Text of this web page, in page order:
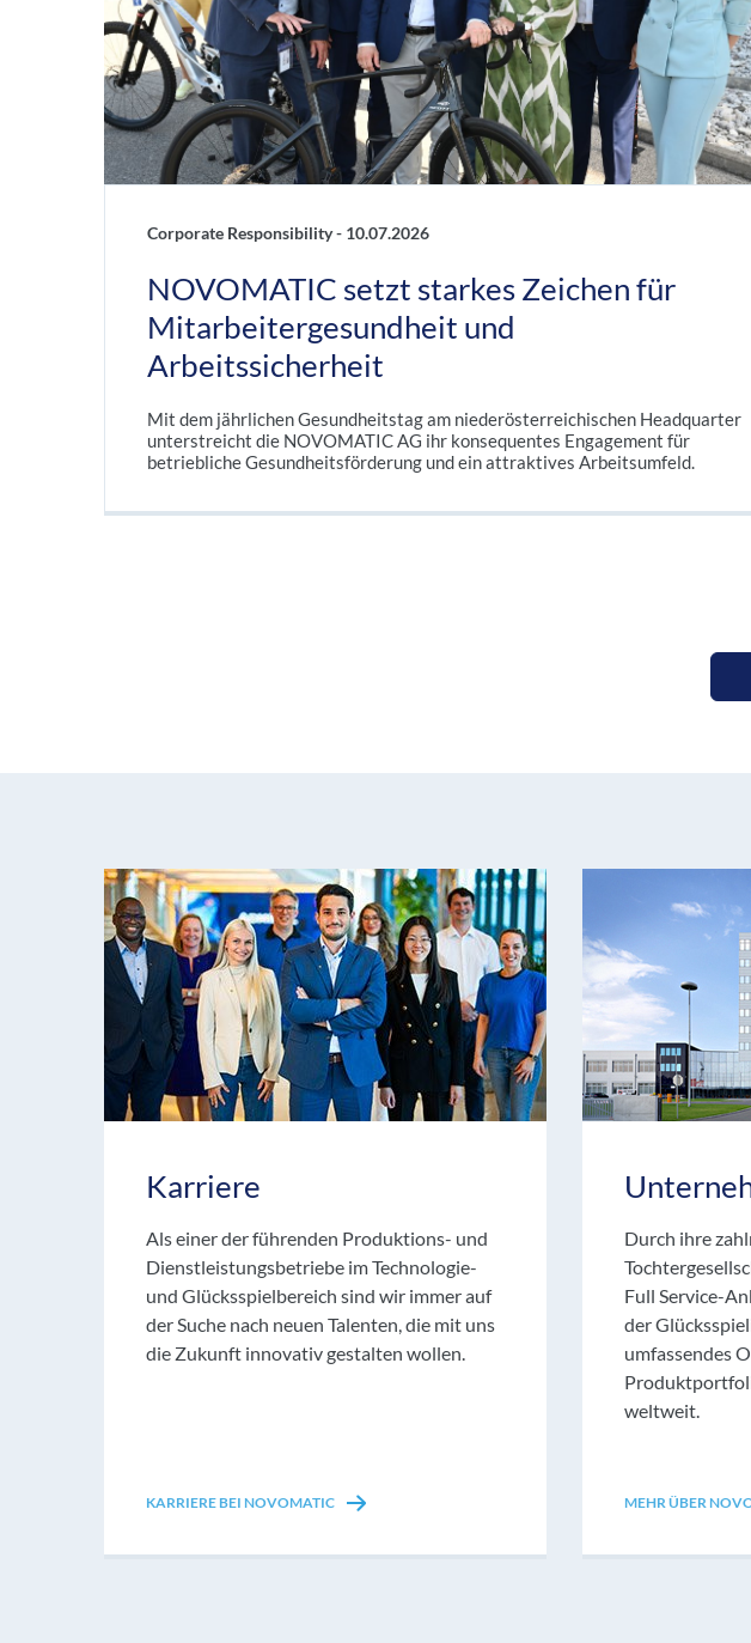
Corporate Responsibility - 10.07.2026
NOVOMATIC setzt starkes Zeichen für
Mitarbeitergesundheit und
Arbeitssicherheit
Mit dem jährlichen Gesundheitstag am niederösterreichischen Headquarter
unterstreicht die NOVOMATIC AG ihr konsequentes Engagement für
betriebliche Gesundheitsförderung und ein attraktives Arbeitsumfeld.
Karriere
Als einer der führenden Produktions- und
Dienstleistungsbetriebe im Technologie-
und Glücksspielbereich sind wir immer auf
der Suche nach neuen Talenten, die mit uns
die Zukunft innovativ gestalten wollen.
KARRIERE BEI NOVOMATIC
Durch ihre
Full Service-
der
umfassendes
weltweit.
MEHR ÜBER